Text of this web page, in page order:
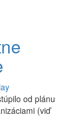
od plánu
(viď